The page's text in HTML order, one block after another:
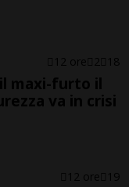
12 ore 2 18
maxi-furto il
va in crisi
12 ore 19